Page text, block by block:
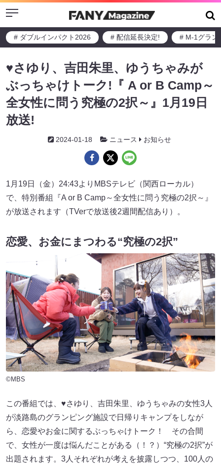
Menu
# ダブルインパクト2026 # 配信延長決定! # M-1グラン
♥さゆり、吉田朱里、ゆうちゃみが
ぶっちゃけトーク!『 A or B Camp～
全女性に問う究極の2択～』1月19日
放送!
2024-01-18 ニュース お知らせ
1月19日（金）24:43よりMBSテレビ（関西ローカル）
で、特別番組『A or B Camp～全女性に問う究極の2択～』
が放送されます（TVerで放送後2週間配信あり）。
恋愛、お金にまつわる“究極の2択”
©MBS
この番組では、♥さゆり、吉田朱里、ゆうちゃみの女性3人
が淡路島のグランピング施設で日帰りキャンプをしなが
ら、恋愛やお金に関するぶっちゃけトーク！ その合間
で、女性が一度は悩んだことがある（！？）“究極の2択”が
出題されます。3人それぞれが考えを披露しつつ、100人の